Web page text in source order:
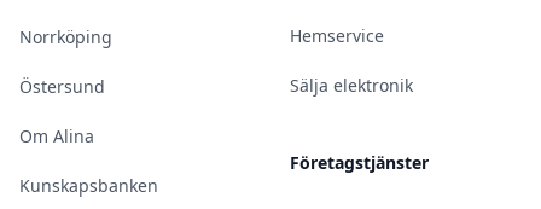
Norrköping
Östersund
Om Alina
Kunskapsbanken
Hemservice
Sälja elektronik
Företagstjänster